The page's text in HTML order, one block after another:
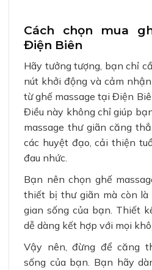
Cách chọn mua
Điện Biên
Hãy tưởng tượng, bạn chỉ
nút khởi động và cảm
từ ghế massage tại Điện
Điều này không chỉ giúp
massage thư giãn căng
các huyệt đạo, cải thiện
đau nhức.
Bạn nên chọn ghế
thiết bị thư giãn mà còn là
gian sống của bạn. Thiết
dễ dàng kết hợp với mọi
Vậy nên, đừng để căng
sống của bạn. Bạn hãy